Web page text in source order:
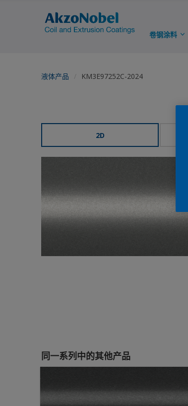
卷钢涂料
液体产品 KM3E97252C-2024
2D
同一系列中的其他产品